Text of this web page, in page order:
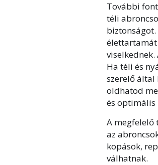
További
téli
élettartamát
viselkednek.
Ha téli és
szerelő által
oldhatod
és optimális
A megfelelő
az
kopások,
válhatnak.